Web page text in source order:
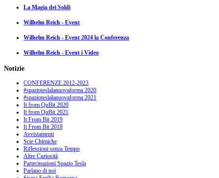
La Magia dei Soldi
Wilhelm Reich - Event
Wilhelm Reich - Event 2024 la Conferenza
Wilhelm Reich - Event i Video
Notizie
CONFERENZE 2012-2023
#spazioteslalanuovaforma 2020
#spazioteslalanuovaforma 2021
It from QuBit 2020
It from QuBit 2021
It From Bit 2019
It From Bit 2018
Avvistamenti
Scie Chimiche
Riflessioni senza Tempo
Altre Curiosità
Partecipazioni Spazio Tesla
Parlano di noi